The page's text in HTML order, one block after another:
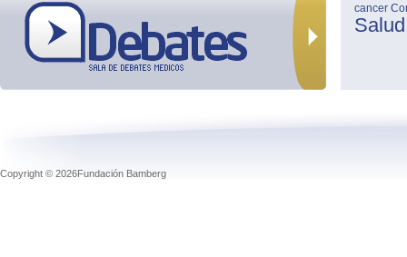
cancer
Salud
Copyright © 2026Fundación Bamberg